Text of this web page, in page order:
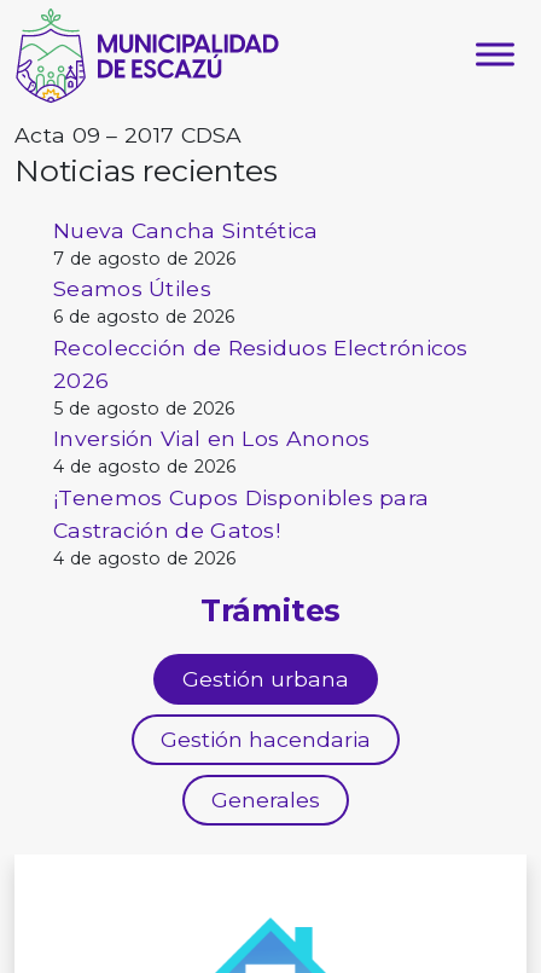
Acta 09 – 2017 CDSA
Noticias recientes
Nueva Cancha Sintética
7 de agosto de 2026
Seamos Útiles
6 de agosto de 2026
Recolección de Residuos Electrónicos
2026
5 de agosto de 2026
Inversión Vial en Los Anonos
4 de agosto de 2026
¡Tenemos Cupos Disponibles para
Castración de Gatos!
4 de agosto de 2026
Trámites
Gestión urbana
Gestión hacendaria
Generales